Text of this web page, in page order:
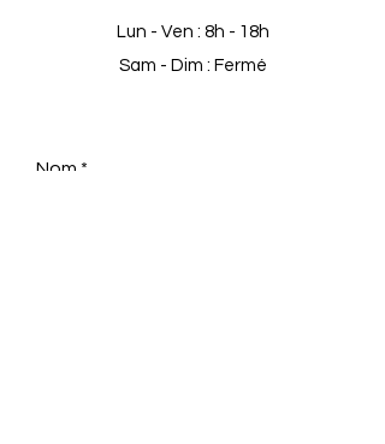
Lun - Ven : 8h - 18h
Sam - Dim : Fermé
Nom